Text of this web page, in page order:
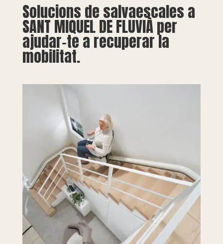
Solucions de salvaescales a
SANT MIQUEL DE FLUVIÀ per
ajudar-te a recuperar la
mobilitat.